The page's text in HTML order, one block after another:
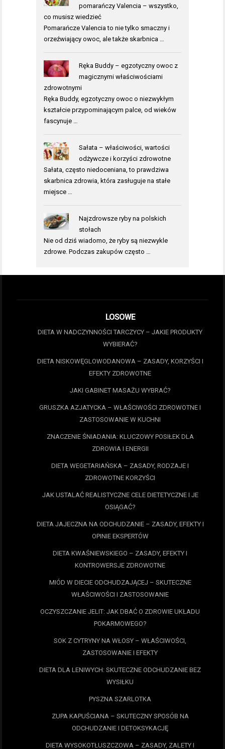
pomarańczy Valencia – wszystko,
co musisz wiedzieć
Pomarańcze Valencia to nie tylko smaczny i
orzeźwiający owoc, ale także skarbnica …
Ręka Buddy – egzotyczny owoc z
magicznymi właściwościami
zdrowotnymi
Ręka Buddy, egzotyczny owoc o niezwykłym
kształcie przypominającym palce, od wieków
fascynuje …
Sałata – właściwości, wartości
odżywcze i korzyści zdrowotne
Sałata, często niedoceniana, to prawdziwa
skarbnica zdrowia, która zasługuje na stałe
miejsce …
Najzdrowsze ryby na polskich
stołach
Nie od dziś wiadomo, że ryby są niezwykle
zdrowe. Podczas zakupów często …
LOSOWE
DIETA W NADCZYNNOŚCI TARCZYCY – JAKIE PRODUKTY
WYBIERAĆ?
DIETA NISKOWĘGLOWODANOWA – ZASADY, KORZYŚCI I
EFEKTY ZDROWOTNE
JAKI GABINET MASAŻU WYBRAĆ?
GRUSZKA AZJATYCKA – WŁAŚCIWOŚCI ZDROWOTNE I
ZASTOSOWANIE W KUCHNI
ZNACZENIE ŚNIADANIA: KLUCZOWY POSIŁEK DLA
ZDROWIA I ENERGII
DIETA WEGETARIAŃSKA – ZASADY, RODZAJE I
ZDROWOTNE KORZYŚCI
JAK USTALAĆ REALISTYCZNE CELE DIETETYCZNE I JE
OSIĄGAĆ?
DIETA JAJECZNA NA ODCHUDZANIE – ZASADY, EFEKTY I
OPINIE EKSPERTÓW
DIETA KWAŚNIEWSKIEGO – ZASADY, EFEKTY I
KONTROWERSJE ZDROWOTNE
MIÓD W DIECIE ODCHUDZAJĄCEJ – SKUTECZNE
WŁAŚCIWOŚCI I ZASTOSOWANIE
OCZYSZCZANIE JELIT: JAK DBAĆ O ZDROWIE UKŁADU
POKARMOWEGO?
SOK Z CYTRYNY NA WŁOSY – WŁAŚCIWOŚCI,
ZASTOSOWANIE I EFEKTY
DIETA DLA LENIWYCH: SKUTECZNE ODCHUDZANIE BEZ
WYSIŁKU
PYSZNA SZARLOTKA
ZUPA KAPUŚCIANA – SKUTECZNY SPOSÓB NA
ODCHUDZANIE I DETOKSYKACJĘ
DIETA WYSOKOTŁUSZCZOWA – ZASADY, ZALETY I